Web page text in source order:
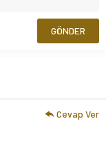
Cevap Ver